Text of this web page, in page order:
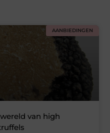
AANBIEDINGEN
van high